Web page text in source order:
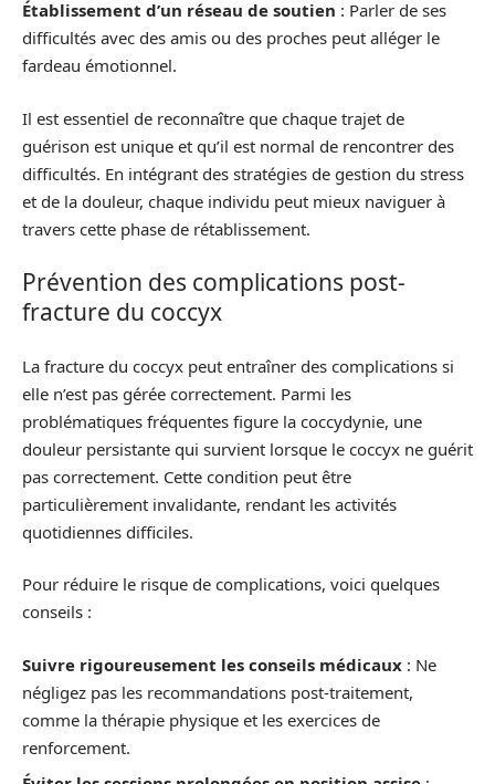
Établissement d’un réseau de soutien : Parler de ses
difficultés avec des amis ou des proches peut alléger le
fardeau émotionnel.
Il est essentiel de reconnaître que chaque trajet de
guérison est unique et qu’il est normal de rencontrer des
difficultés. En intégrant des stratégies de gestion du stress
et de la douleur, chaque individu peut mieux naviguer à
travers cette phase de rétablissement.
Prévention des complications post-
fracture du coccyx
La fracture du coccyx peut entraîner des complications si
elle n’est pas gérée correctement. Parmi les
problématiques fréquentes figure la coccydynie, une
douleur persistante qui survient lorsque le coccyx ne guérit
pas correctement. Cette condition peut être
particulièrement invalidante, rendant les activités
quotidiennes difficiles.
Pour réduire le risque de complications, voici quelques
conseils :
Suivre rigoureusement les conseils médicaux : Ne
négligez pas les recommandations post-traitement,
comme la thérapie physique et les exercices de
renforcement.